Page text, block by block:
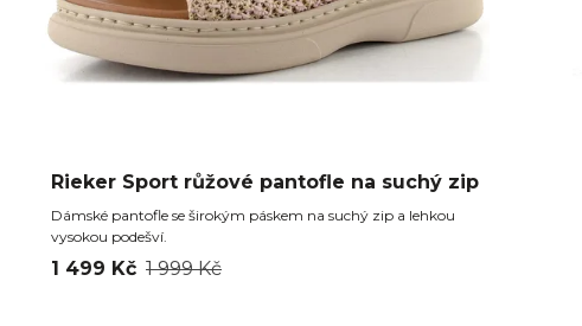
Rieker Sport růžové pantofle na suchý zip
Dámské pantofle se širokým páskem na suchý zip a lehkou
vysokou podešví.
1 499 Kč 1 999 Kč